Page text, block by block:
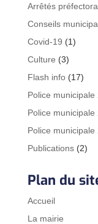
Arrêtés
Conseils
Covid-19 (1)
Culture (3)
Flash info(17)
Police municipale
Police municipale
Police municipale
Publications(2)
Plan du
Accueil
La mairie